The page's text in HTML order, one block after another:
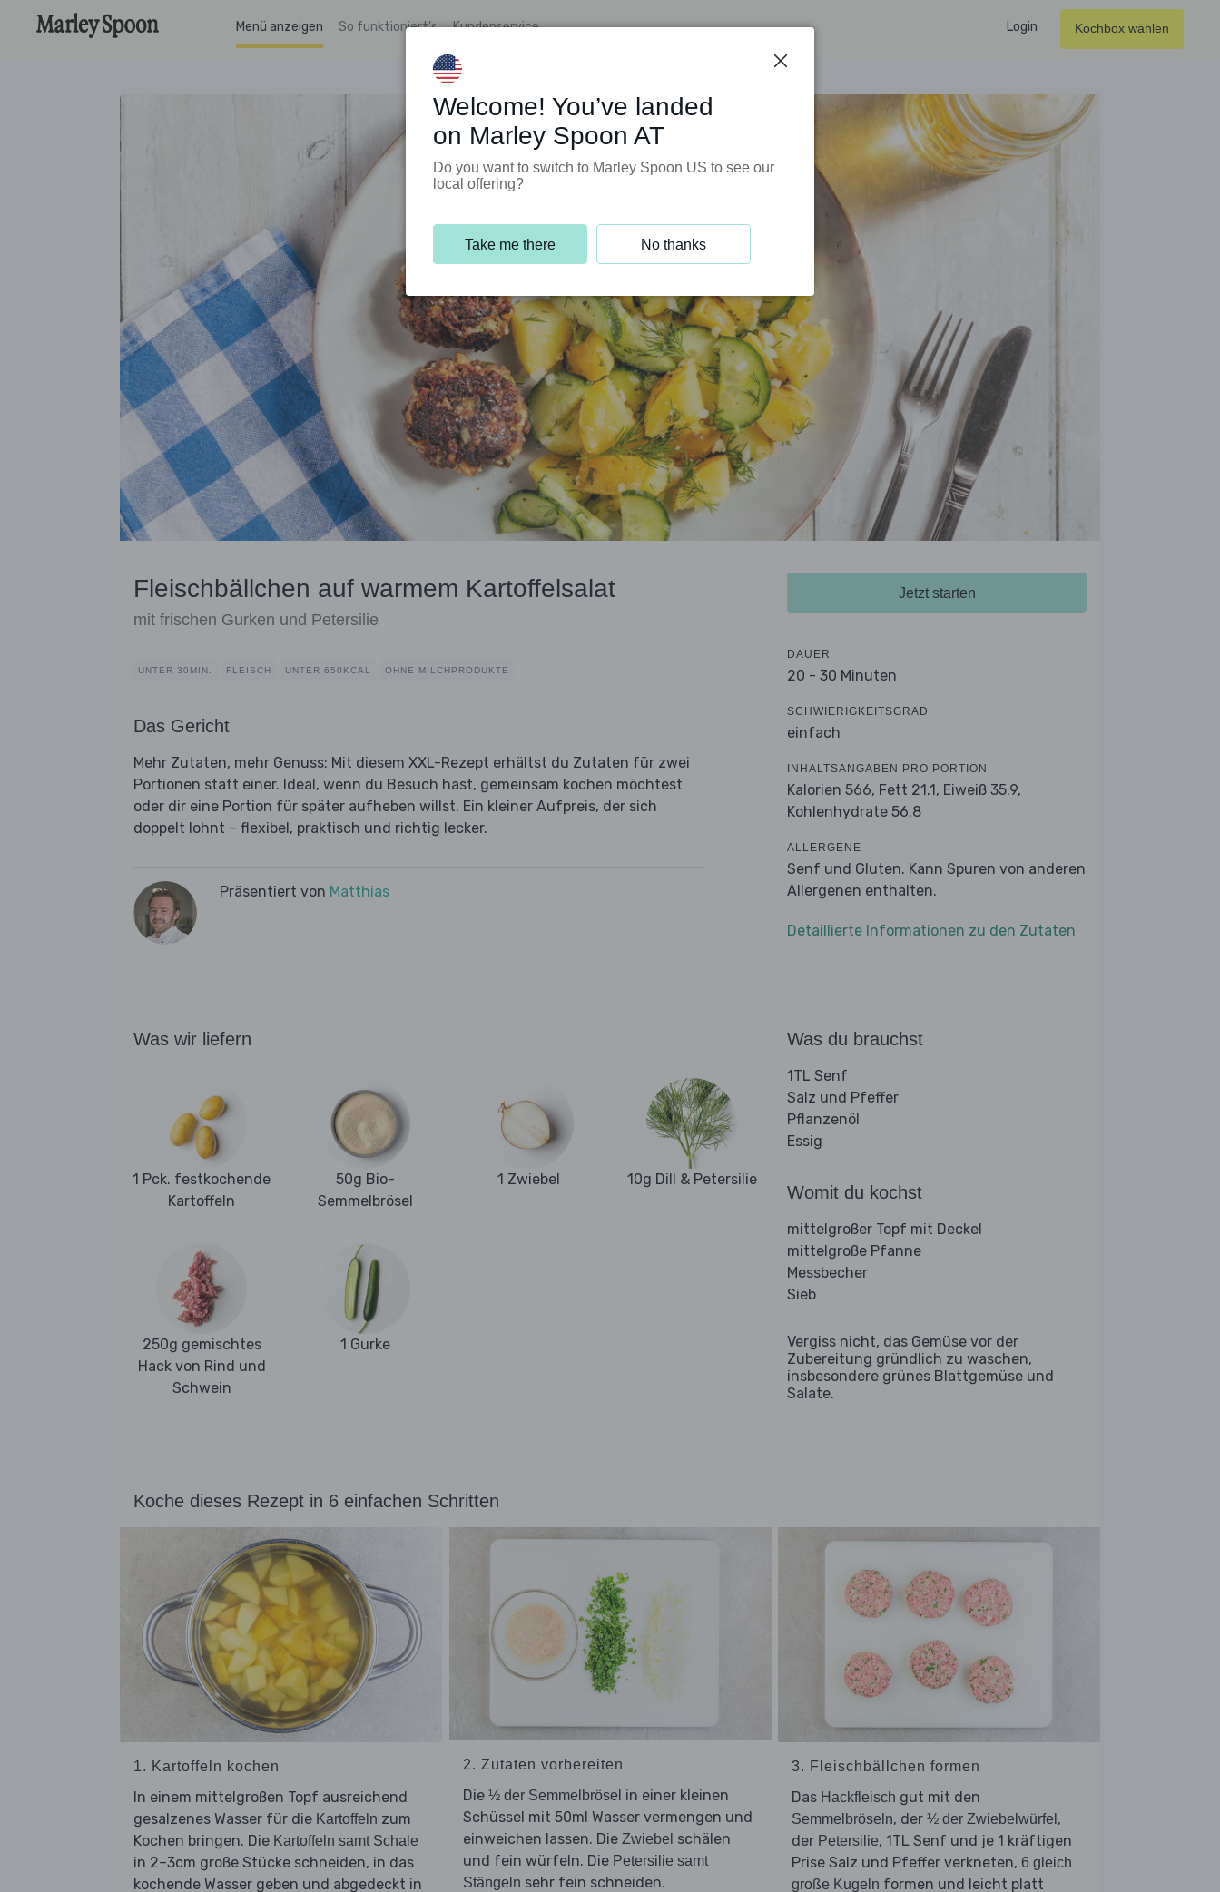
Menü anzeigen So funktioniert’s Kundenservice Login Kochbox wählen
Fleischbällchen auf warmem Kartoffelsalat
mit frischen Gurken und Petersilie
UNTER 30MIN. FLEISCH UNTER 650KCAL OHNE MILCHPRODUKTE
Das Gericht
Mehr Zutaten, mehr Genuss: Mit diesem XXL-Rezept erhältst du Zutaten für zwei
Portionen statt einer. Ideal, wenn du Besuch hast, gemeinsam kochen möchtest
oder dir eine Portion für später aufheben willst. Ein kleiner Aufpreis, der sich
doppelt lohnt – flexibel, praktisch und richtig lecker.
Präsentiert von Matthias
Jetzt starten
DAUER
20 - 30 Minuten
SCHWIERIGKEITSGRAD
einfach
INHALTSANGABEN PRO PORTION
Kalorien 566, Fett 21.1, Eiweiß 35.9,
Kohlenhydrate 56.8
ALLERGENE
Senf und Gluten. Kann Spuren von anderen
Allergenen enthalten.
Detaillierte Informationen zu den Zutaten
Was wir liefern
1 Pck. festkochende
Kartoffeln
50g Bio-
Semmelbrösel
1 Zwiebel 10g Dill & Petersilie
250g gemischtes
Hack von Rind und
Schwein
1 Gurke
Was du brauchst
1TL Senf
Salz und Pfeffer
Pflanzenöl
Essig
Womit du kochst
mittelgroßer Topf mit Deckel
mittelgroße Pfanne
Messbecher
Sieb
Vergiss nicht, das Gemüse vor der
Zubereitung gründlich zu waschen,
insbesondere grünes Blattgemüse und
Salate.
Koche dieses Rezept in 6 einfachen Schritten
1. Kartoffeln kochen
In einem mittelgroßen Topf ausreichend
gesalzenes Wasser für die Kartoffeln zum
Kochen bringen. Die Kartoffeln samt Schale
in 2–3cm große Stücke schneiden, in das
kochende Wasser geben und abgedeckt in
2. Zutaten vorbereiten
Die ½ der Semmelbrösel in einer kleinen
Schüssel mit 50ml Wasser vermengen und
einweichen lassen. Die Zwiebel schälen
und fein würfeln. Die Petersilie samt
Stängeln sehr fein schneiden.
3. Fleischbällchen formen
Das Hackfleisch gut mit den
Semmelbröseln, der ½ der Zwiebelwürfel ,
der Petersilie, 1TL Senf und je 1 kräftigen
Prise Salz und Pfeffer verkneten, 6 gleich
große Kugeln formen und leicht platt
Welcome! You’ve landed
on Marley Spoon AT
Do you want to switch to Marley Spoon US to see our
local offering?
Take me there No thanks